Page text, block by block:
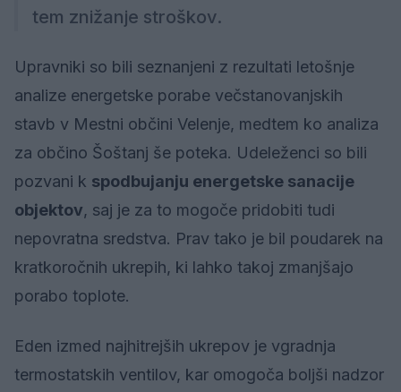
tem znižanje stroškov.
Upravniki so bili seznanjeni z rezultati letošnje
analize energetske porabe večstanovanjskih
stavb v Mestni občini Velenje, medtem ko analiza
za občino Šoštanj še poteka. Udeleženci so bili
pozvani k spodbujanju energetske sanacije
objektov, saj je za to mogoče pridobiti tudi
nepovratna sredstva. Prav tako je bil poudarek na
kratkoročnih ukrepih, ki lahko takoj zmanjšajo
porabo toplote.
Eden izmed najhitrejših ukrepov je vgradnja
termostatskih ventilov, kar omogoča boljši nadzor